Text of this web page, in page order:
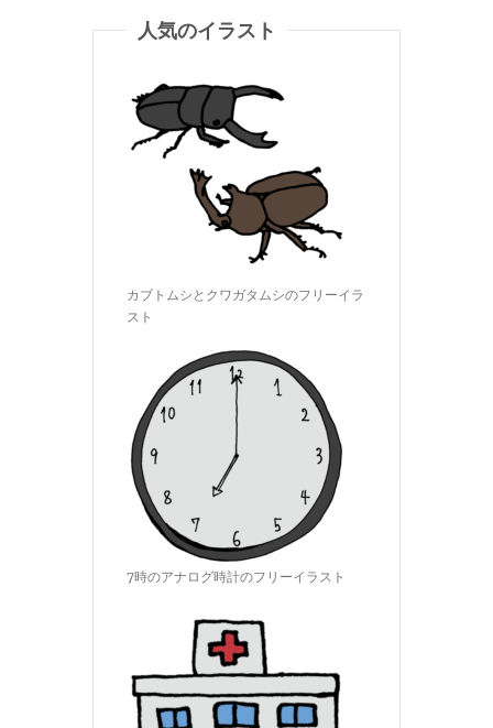
人気のイラスト
カブトムシとクワガタムシのフリーイラ
スト
7時のアナログ時計のフリーイラスト